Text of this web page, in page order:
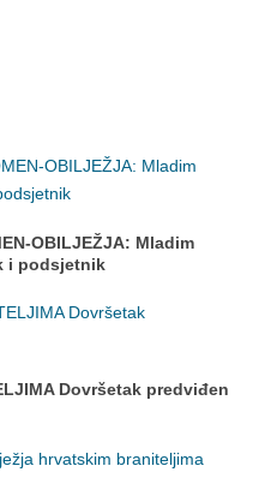
OBILJEŽJA: Mladim
i podsjetnik
Dovršetak predviđen